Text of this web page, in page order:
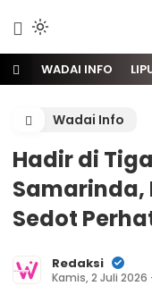
WADAI INFO
Wadai Info
Hadir di
Samarinda,
Sedot
Redaksi
Kamis, 2 Juli 2026